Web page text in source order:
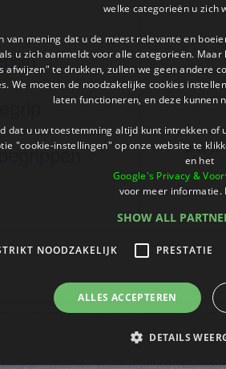
welke categorieën u zich
van mening dat u de meest relevante en
u zich aanmeldt voor alle categorieën.
afwijzen" te drukken, zullen we geen andere
We moeten de noodzakelijke cookies
laten functioneren, en deze kunnen
dat u uw toestemming altijd kunt intrekken
"cookie-instellingen" op onze website te
en het
Google's Privacy &
voor meer informatie.
SHOW ALL
NOODZAKELIJK PRESTATIE
ALLES ACCEPTEREN
DETAILS